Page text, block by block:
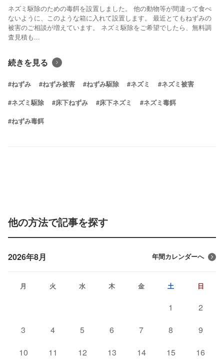
ネズミ駆除のための毒餌を設置しました。 他の動物等が間違って食べ
ないように、このような箱に入れて設置します。 最近とてもねずみの
被害のご相談が増えています。 ネズミ駆除をご希望でしたら、無料調
査見積も...
続きを見る
#ねずみ #ねずみ被害 #ねずみ駆除 #ネズミ #ネズミ被害
#ネズミ駆除 #床下ねずみ #床下ネズミ #ネズミ毒餌
#ねずみ毒餌
他の方法で記事を探す
2026年8月 年間カレンダーへ
月 火 水 木 金 土 日
1
2
3
4 5 6 7 8
9
10
11 12 13 14 15 16